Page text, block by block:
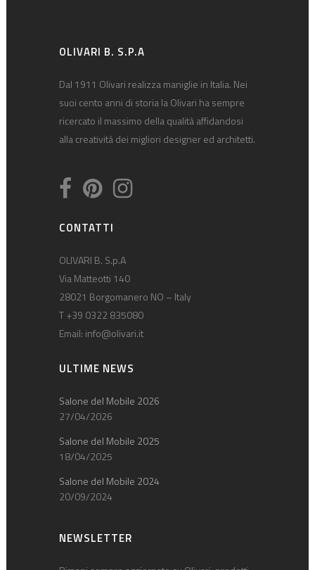
OLIVARI B. S.P.A
Dal 1911 Olivari realizza maniglie in Italia. Nei
suoi cento anni di storia la Olivari ha sempre
ricercato il massimo della qualità affidandosi
alla creatività dei migliori designer ed architetti.
CONTATTI
OLIVARI B. S.p.A
Via Matteotti 140
28021 Borgomanero NO – Italy
T +39 0322 835080
Email: info@olivari.it
ULTIME NEWS
Salone del Mobile 2026
27/04/2026
Salone del Mobile 2025
18/04/2025
Salone del Mobile 2024
20/09/2024
NEWSLETTER